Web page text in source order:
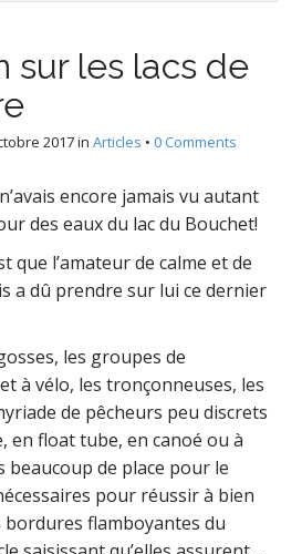
g
–
sur les lacs de
2017in Articles • 0 Comments
encore jamais vu autant
des eaux du lac du Bouchet!
que l’amateur de calme et de
a dû prendre sur lui ce dernier
les groupes de
à vélo, les tronçonneuses, les
de pêcheurs peu discrets
en float tube, en canoé ou à
beaucoup de place pour le
pour réussir à bien
bordures flamboyantes du